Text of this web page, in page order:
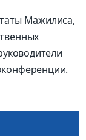
Мажилиса,